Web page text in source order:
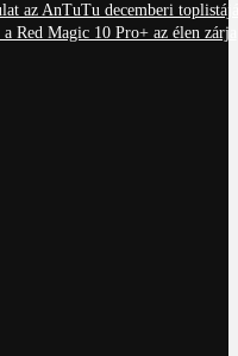
az AnTuTu decemberi
Red Magic 10 Pro+ az élen zárja